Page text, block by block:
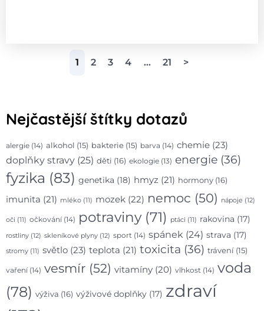
1 2 3 4 … 21 >
Nejčastější štítky dotazů
alergie (14) alkohol (15) bakterie (15) barva (14) chemie (23)
doplňky stravy (25) děti (16) ekologie (13) energie (36)
fyzika (83) genetika (18) hmyz (21) hormony (16)
imunita (21) mléko (11) mozek (22) nemoc (50) nápoje (12)
oči (11) očkování(14) potraviny(71) ptáci (11) rakovina (17)
rostliny (12) skleníkové plyny (12) sport (14) spánek (24) strava (17)
stromy (11) světlo (23) teplota (21) toxicita (36) trávení (15)
vaření(14) vesmír (52) vitamíny (20) vlhkost (14) voda
(78) výživa (16) výživové doplňky (17) zdraví